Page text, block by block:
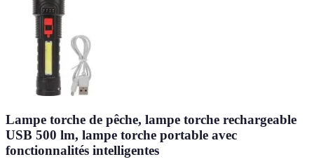
Lampe torche de pêche, lampe torche rechargeable
USB 500 lm, lampe torche portable avec
fonctionnalités intelligentes